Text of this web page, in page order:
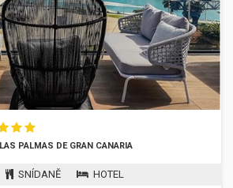
LAS PALMAS DE GRAN CANARIA
SNÍDANĚ HOTEL